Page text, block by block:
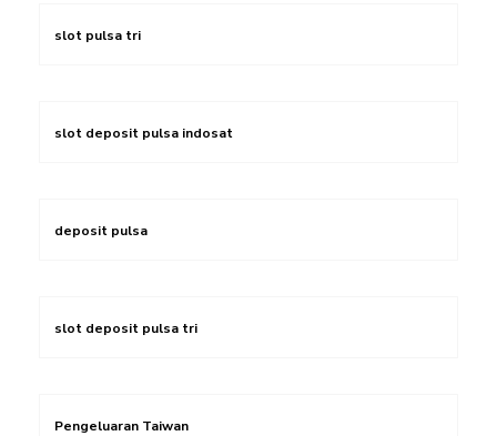
slot pulsa tri
slot deposit pulsa indosat
deposit pulsa
slot deposit pulsa tri
Pengeluaran Taiwan